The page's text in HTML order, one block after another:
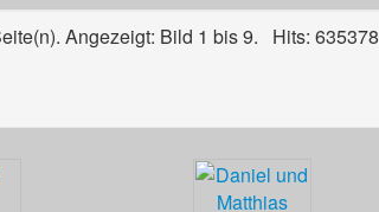
Angezeigt: Bild 1 bis 9. Hits: 635378